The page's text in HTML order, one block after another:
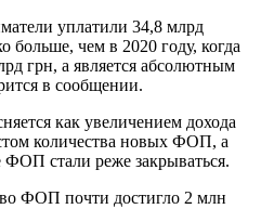
уплатили 34,8 млрд
больше, чем в 2020 году, когда
грн, а является абсолютным
в сообщении.
как увеличением дохода
количества новых ФОП, а
стали реже закрываться.
ФОП почти достигло 2 млн